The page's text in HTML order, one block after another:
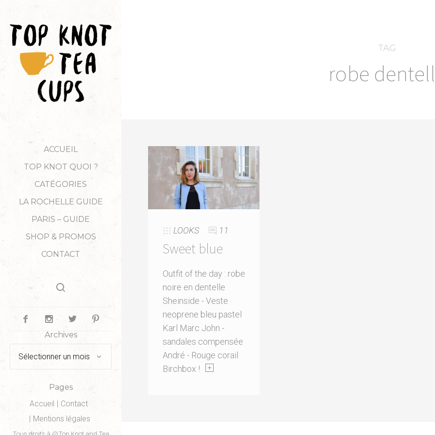
ACCUEIL
TOP KNOT QUOI ?
CATÉGORIES
LA ROCHELLE GUIDE
PARIS – GUIDE
SHOP & PROMOS
CONTACT
Archives
Archives
Pages
Accueil
Contact
Mentions légales
TAG
robe
LOOKS 11
Sweet blue
Outfit of the day : robe
noire en dentelle
Sheinside - Veste
neoprene bleu pastel
Karl Marc John -
sandales compensée
André - Rouge corail
Birchbox !